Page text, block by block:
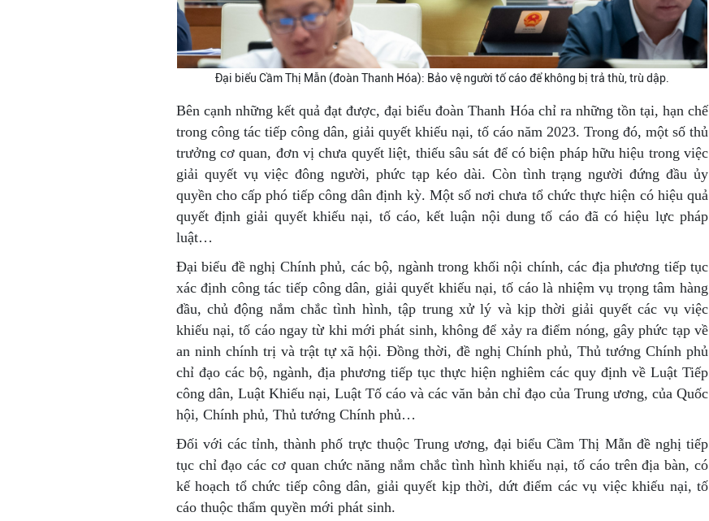
Đại biểu Cầm Thị Mẫn (đoàn Thanh Hóa): Bảo vệ người tố cáo để không bị trả thù, trù dập.
Bên cạnh những kết quả đạt được, đại biểu đoàn Thanh Hóa chỉ ra những tồn tại, hạn chế
trong công tác tiếp công dân, giải quyết khiếu nại, tố cáo năm 2023. Trong đó, một số thủ
trưởng cơ quan, đơn vị chưa quyết liệt, thiếu sâu sát để có biện pháp hữu hiệu trong việc
giải quyết vụ việc đông người, phức tạp kéo dài. Còn tình trạng người đứng đầu ủy
quyền cho cấp phó tiếp công dân định kỳ. Một số nơi chưa tổ chức thực hiện có hiệu quả
quyết định giải quyết khiếu nại, tố cáo, kết luận nội dung tố cáo đã có hiệu lực pháp
luật…
Đại biểu đề nghị Chính phủ, các bộ, ngành trong khối nội chính, các địa phương tiếp tục
xác định công tác tiếp công dân, giải quyết khiếu nại, tố cáo là nhiệm vụ trọng tâm hàng
đầu, chủ động nắm chắc tình hình, tập trung xử lý và kịp thời giải quyết các vụ việc
khiếu nại, tố cáo ngay từ khi mới phát sinh, không để xảy ra điểm nóng, gây phức tạp về
an ninh chính trị và trật tự xã hội. Đồng thời, đề nghị Chính phủ, Thủ tướng Chính phủ
chỉ đạo các bộ, ngành, địa phương tiếp tục thực hiện nghiêm các quy định về Luật Tiếp
công dân, Luật Khiếu nại, Luật Tố cáo và các văn bản chỉ đạo của Trung ương, của Quốc
hội, Chính phủ, Thủ tướng Chính phủ…
Đối với các tỉnh, thành phố trực thuộc Trung ương, đại biểu Cầm Thị Mẫn đề nghị tiếp
tục chỉ đạo các cơ quan chức năng nắm chắc tình hình khiếu nại, tố cáo trên địa bàn, có
kế hoạch tổ chức tiếp công dân, giải quyết kịp thời, dứt điểm các vụ việc khiếu nại, tố
cáo thuộc thẩm quyền mới phát sinh.